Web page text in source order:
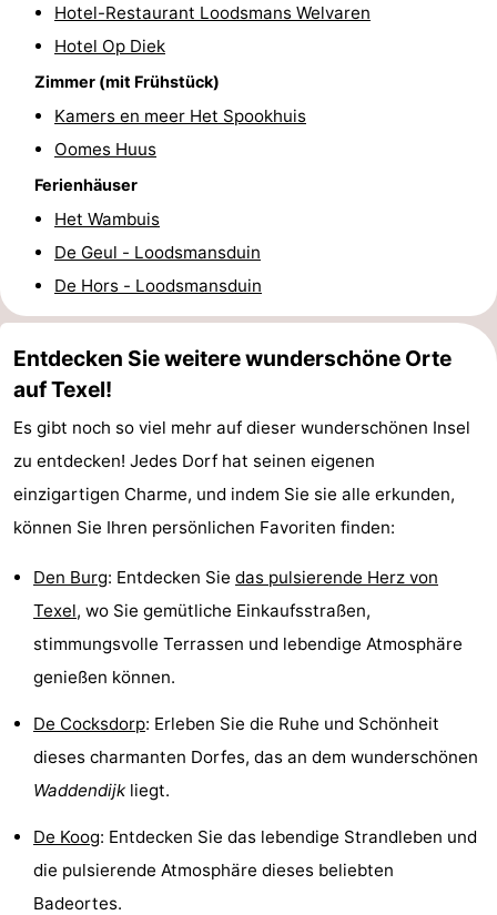
Hotel-Restaurant Loodsmans Welvaren
Hotel Op Diek
Zimmer (mit Frühstück)
Kamers en meer Het Spookhuis
Oomes Huus
Ferienhäuser
Het Wambuis
De Geul - Loodsmansduin
De Hors - Loodsmansduin
Entdecken Sie weitere wunderschöne Orte
auf Texel!
Es gibt noch so viel mehr auf dieser wunderschönen Insel
zu entdecken! Jedes Dorf hat seinen eigenen
einzigartigen Charme, und indem Sie sie alle erkunden,
können Sie Ihren persönlichen Favoriten finden:
Den Burg: Entdecken Sie das pulsierende Herz von
Texel, wo Sie gemütliche Einkaufsstraßen,
stimmungsvolle Terrassen und lebendige Atmosphäre
genießen können.
De Cocksdorp: Erleben Sie die Ruhe und Schönheit
dieses charmanten Dorfes, das an dem wunderschönen
Waddendijk liegt.
De Koog: Entdecken Sie das lebendige Strandleben und
die pulsierende Atmosphäre dieses beliebten
Badeortes.